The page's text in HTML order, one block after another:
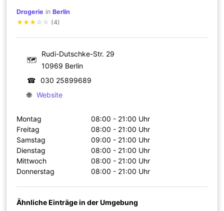
Drogerie inBerlin
★★★ ☆ ☆ (4)
🗺
Rudi-Dutschke-Str. 29
10969 Berlin
☎
030 25899689
🌐 Website
Montag
08:00 - 21:00 Uhr
Freitag
08:00 - 21:00 Uhr
Samstag
09:00 - 21:00 Uhr
Dienstag
08:00 - 21:00 Uhr
Mittwoch
08:00 - 21:00 Uhr
Donnerstag
08:00 - 21:00 Uhr
Ähnliche Einträge in der Umgebung